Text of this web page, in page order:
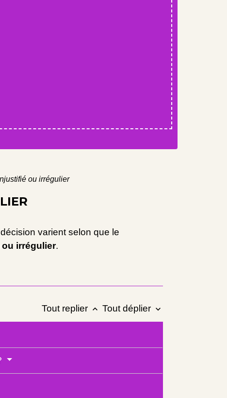
ou irrégulier
varient selon que le
irrégulier.
Tout replier keyboard_arrow_up Tout déplier keyboard_arrow_down